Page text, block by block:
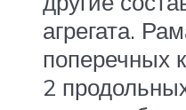
агрегата.
поперечных
2